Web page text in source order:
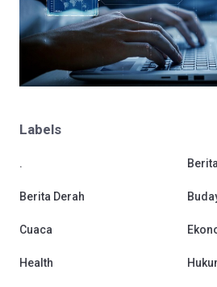
Labels
.
Berita Derah
Cuaca
Health